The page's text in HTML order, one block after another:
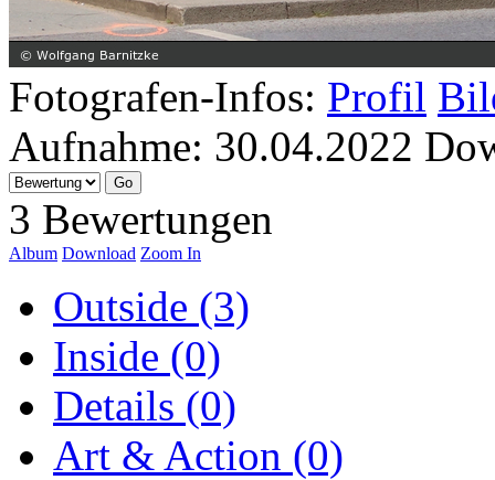
Fotografen-Infos: Profil
Aufnahme: 30.04.2022
3 Bewertungen
Album Download Zoom In
Outside (3)
Inside (0)
Details (0)
Art & Action (0)